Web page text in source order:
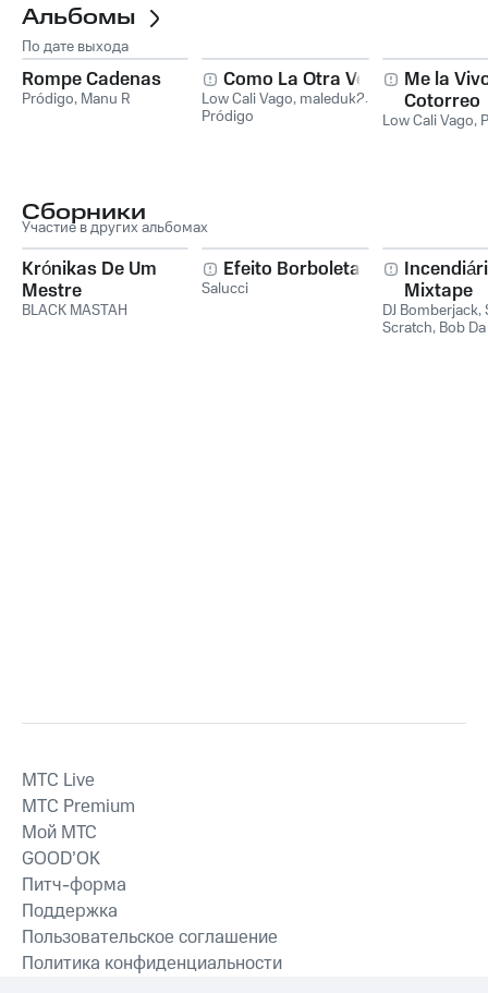
Альбомы
По дате выхода
Rompe Cadenas
Pródigo, Manu R
Como La Otra Vez
Low Cali Vago, maleduk2,
Pródigo
Me la
Cotorreo
Low Cali Vago,
Сборники
Участие в других альбомах
Krónikas De Um
Mestre
BLACK MASTAH
Efeito Borboleta
Salucci
Mixtape
DJ Bomberjack,
Scratch, Bob
MTС Live
MTС Premium
Мой МТС
GOOD’OK
Питч-форма
Поддержка
Пользовательское соглашение
Политика конфиденциальности